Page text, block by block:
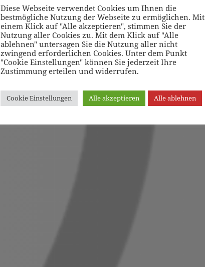
Diese Webseite verwendet Cookies um Ihnen die
bestmögliche Nutzung der Webseite zu ermöglichen. Mit
einem Klick auf "Alle akzeptieren", stimmen Sie der
Nutzung aller Cookies zu. Mit dem Klick auf "Alle
ablehnen" untersagen Sie die Nutzung aller nicht
zwingend erforderlichen Cookies. Unter dem Punkt
"Cookie Einstellungen" können Sie jederzeit Ihre
Zustimmung erteilen und widerrufen.
Cookie Einstellungen Alle akzeptieren Alle ablehnen